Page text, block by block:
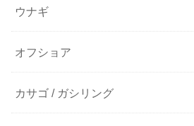
ウナギ
オフショア
カサゴ / ガシリング